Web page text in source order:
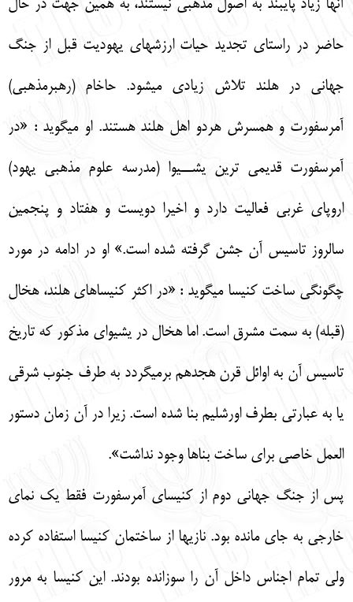
آنها زياد پايبند به اصول مذهبي نيستند، به همين جهت در حال
حاضر در راستاي تجديد حيات ارزش‏هاي يهوديت قبل از جنگ
جهاني در هلند تلاش زيادي مي‏شود. حاخام (رهبرمذهبي)
آمرسفورت و همسرش هردو اهل هلند هستند. او مي‏گويد : «در
آمرسفورت قديمي ترين يشــيوا (مدرسه علوم مذهبي يهود)
اروپاي غربي فعاليت دارد و اخيرا دويست و هفتاد و پنجمين
سالروز تاسيس آن جشن گرفته شده است.» او در ادامه در مورد
چگونگي ساخت كنيسا مي‏گويد : «در اكثر كنيساهاي هلند، هخال
(قبله) به سمت مشرق است. اما هخال در يشيواي مذكور كه تاريخ
تاسيس آن به اوائل قرن هجدهم برمي‏گردد به طرف جنوب شرقي
يا به عبارتي بطرف اورشليم بنا شده است. زيرا در آن زمان دستور
العمل خاصي براي ساخت بناها وجود نداشت».
پس از جنگ جهاني دوم از كنيساي آمرسفورت فقط يك نماي
خارجي به جاي مانده بود. نازي‏ها از ساختمان كنيسا استفاده كرده
ولي تمام اجناس داخل آن را سوزانده بودند. اين كنيسا به مرور